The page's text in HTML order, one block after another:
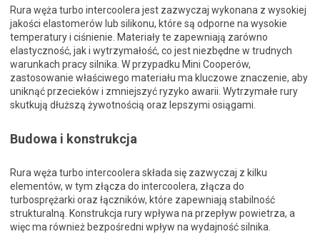
Rura węża turbo intercoolera jest zazwyczaj wykonana z wysokiej
jakości elastomerów lub silikonu, które są odporne na wysokie
temperatury i ciśnienie. Materiały te zapewniają zarówno
elastyczność, jak i wytrzymałość, co jest niezbędne w trudnych
warunkach pracy silnika. W przypadku Mini Cooperów,
zastosowanie właściwego materiału ma kluczowe znaczenie, aby
uniknąć przecieków i zmniejszyć ryzyko awarii. Wytrzymałe rury
skutkują dłuższą żywotnością oraz lepszymi osiągami.
Budowa i konstrukcja
Rura węża turbo intercoolera składa się zazwyczaj z kilku
elementów, w tym złącza do intercoolera, złącza do
turbosprężarki oraz łączników, które zapewniają stabilność
strukturalną. Konstrukcja rury wpływa na przepływ powietrza, a
więc ma również bezpośredni wpływ na wydajność silnika.